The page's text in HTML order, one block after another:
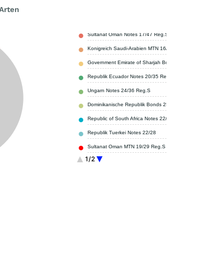
1/2
Sultanat Oman Notes 17/47 Reg.S
Konigreich Saudi-Arabien MTN 16/46 Reg.S
Government Emirate of Sharjah Bonds 23/32 Reg.S
Republik Ecuador Notes 20/35 Reg.S
Ungarn Notes 24/36 Reg.S
Dominikanische Republik Bonds 25/37 Reg.S
Republic of South Africa Notes 22/32
Republik Tuerkei Notes 22/28
Sultanat Oman MTN 19/29 Reg.S
Sonstige